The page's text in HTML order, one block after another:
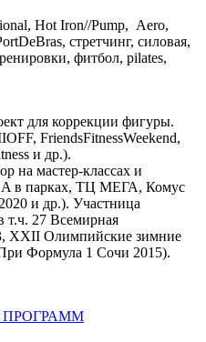
Hot Iron//Pump, Aero,
стретчинг, силовая,
фитбол, pilates,
для коррекции фигуры.
FriendsFitnessWeekend,
и др.).
на мастер-классах и
в парках, ТЦ МЕГА, Комус
и др.). Участница
т.ч. 27 Всемирная
XXII Олимпийские зимние
Формула 1 Сочи 2015).